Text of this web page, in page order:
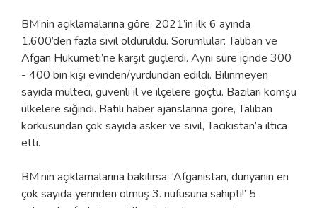
BM’nin açıklamalarına göre, 2021’in ilk 6 ayında
1.600’den fazla sivil öldürüldü. Sorumlular: Taliban ve
Afgan Hükümeti’ne karşıt güçlerdi. Aynı süre içinde 300
- 400 bin kişi evinden/yurdundan edildi. Bilinmeyen
sayıda mülteci, güvenli il ve ilçelere göçtü. Bazıları komşu
ülkelere sığındı. Batılı haber ajanslarına göre, Taliban
korkusundan çok sayıda asker ve sivil, Tacikistan’a iltica
etti.
BM’nin açıklamalarına bakılırsa, ‘Afganistan, dünyanın en
çok sayıda yerinden olmuş 3. nüfusuna sahipti!’ 5